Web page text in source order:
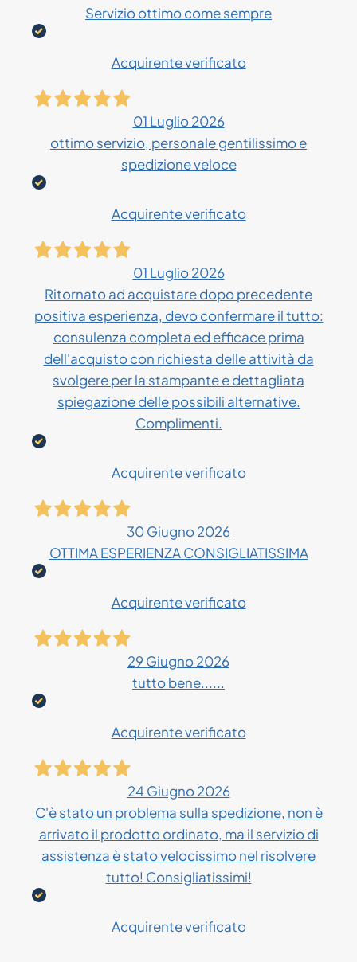
Servizio ottimo come sempre
Acquirente verificato
01 Luglio 2026
ottimo servizio, personale gentilissimo e
spedizione veloce
Acquirente verificato
01 Luglio 2026
Ritornato ad acquistare dopo precedente
positiva esperienza, devo confermare il tutto:
consulenza completa ed efficace prima
dell'acquisto con richiesta delle attività da
svolgere per la stampante e dettagliata
spiegazione delle possibili alternative.
Complimenti.
Acquirente verificato
30 Giugno 2026
OTTIMA ESPERIENZA CONSIGLIATISSIMA
Acquirente verificato
29 Giugno 2026
tutto bene......
Acquirente verificato
24 Giugno 2026
C'è stato un problema sulla spedizione, non è
arrivato il prodotto ordinato, ma il servizio di
assistenza è stato velocissimo nel risolvere
tutto! Consigliatissimi!
Acquirente verificato